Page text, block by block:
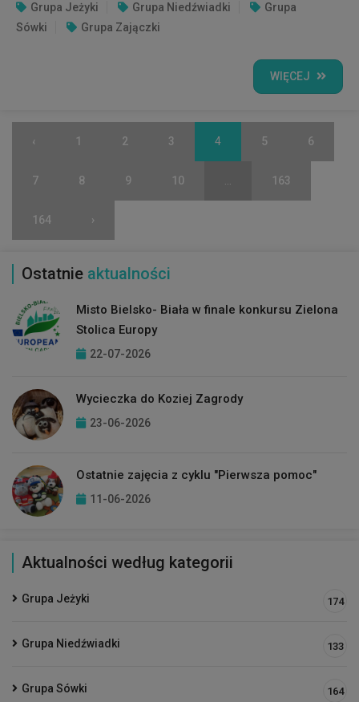
Grupa Jeżyki Grupa Niedźwiadki
Grupa
Sówki
Grupa Zajączki
WIĘCEJ
‹ 1 2 3 4 5 6
7 8 9 10 ... 163
164 ›
Ostatnie aktualności
Misto Bielsko- Biała w finale konkursu Zielona
Stolica Europy
22-07-2026
Wycieczka do Koziej Zagrody
23-06-2026
Ostatnie zajęcia z cyklu "Pierwsza pomoc"
11-06-2026
Aktualności według kategorii
Grupa Jeżyki 174
Grupa Niedźwiadki 133
Grupa Sówki 164